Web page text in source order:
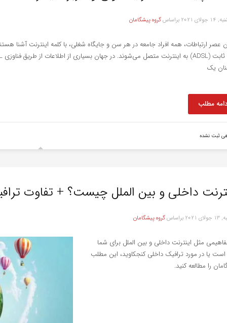
2021 براساسگروه پیشگامان
عصر ارتباطات، همه افراد جامعه در هر سن و جایگاه شغلی، با کلمه اینترنت آشنا
یک
مطلب
ثبت نشده
داخلی و بین الملل چیست؟ + تفاوت
2021 براساسگروه پیشگامان
مثل اینترنت داخلی و بین الملل برای شما
است یا در مورد ترافیک داخلی کنجکاوید، این مطلب
را مطالعه کنید.